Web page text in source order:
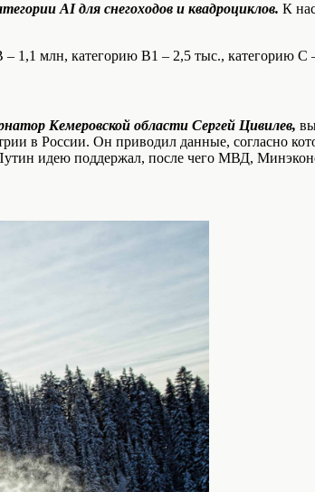
АIдля снегоходов и квадроциклов. К
млн, категорию B1 – 2,5 тыс., категорию С
Кемеровской области Сергей Цивилев,
в России. Он приводил данные, согласно
идею поддержал, после чего МВД,